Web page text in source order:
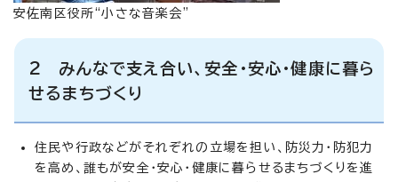
安佐南区役所“小さな音楽会”
2 みんなで支え合い、安全・安心・健康に暮ら
せるまちづくり
住民や行政などがそれぞれの立場を担い、防災力・防犯力
を高め、誰もが安全・安心・健康に暮らせるまちづくりを進